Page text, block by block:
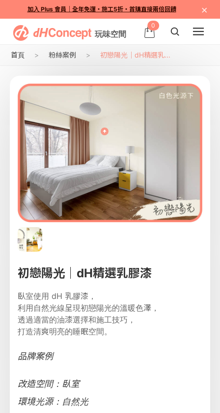
加入 Plus 會員｜全年免運・施工5折・首購直接兩倍回饋 ×
0
首頁 粉絲案例 初戀陽光｜dH精選乳...
初戀陽光｜dH精選乳膠漆
臥室使用 dH 乳膠漆，
利用自然光線呈現初戀陽光的溫暖色澤，
透過適當的油漆選擇和施工技巧，
打造清爽明亮的睡眠空間。
品牌案例
改造空間：臥室
環境光源：自然光